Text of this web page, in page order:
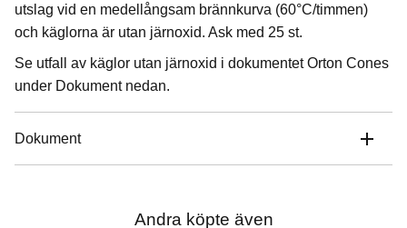
utslag vid en medellångsam brännkurva (60°C/timmen)
och käglorna är utan järnoxid. Ask med 25 st.
Se utfall av käglor utan järnoxid i dokumentet Orton Cones
under Dokument nedan.
Dokument
Andra köpte även